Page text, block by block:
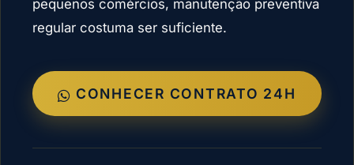
pequenos comércios, manutenção preventiva
regular costuma ser suficiente.
CONHECER CONTRATO 24H